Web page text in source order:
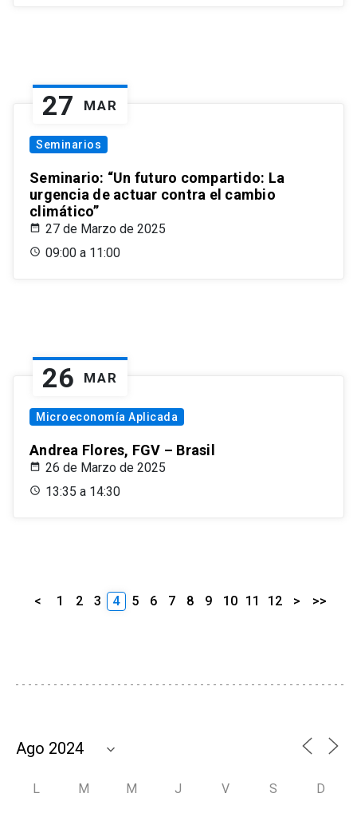
27 MAR
Seminarios
Seminario: “Un futuro compartido: La
urgencia de actuar contra el cambio
climático”
27 de Marzo de 2025
09:00 a 11:00
26 MAR
Microeconomía Aplicada
Andrea Flores, FGV – Brasil
26 de Marzo de 2025
13:35 a 14:30
< 1 2 3 4 5 6 7 8 9 10 11 12 > >>
L M M J V S D